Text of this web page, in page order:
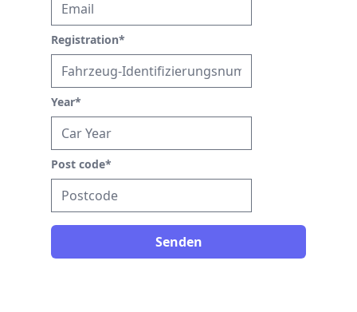
Registration*
Year*
Post code*
Senden